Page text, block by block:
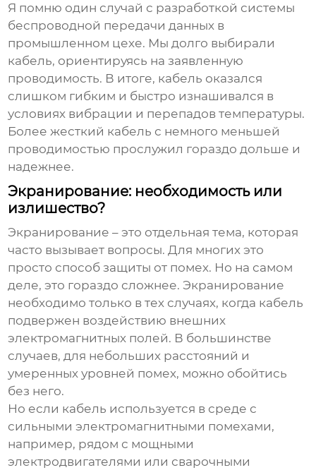
Я помню один случай с разработкой системы
беспроводной передачи данных в
промышленном цехе. Мы долго выбирали
кабель, ориентируясь на заявленную
проводимость. В итоге, кабель оказался
слишком гибким и быстро изнашивался в
условиях вибрации и перепадов температуры.
Более жесткий кабель с немного меньшей
проводимостью прослужил гораздо дольше и
надежнее.
Экранирование: необходимость или
излишество?
Экранирование – это отдельная тема, которая
часто вызывает вопросы. Для многих это
просто способ защиты от помех. Но на самом
деле, это гораздо сложнее. Экранирование
необходимо только в тех случаях, когда кабель
подвержен воздействию внешних
электромагнитных полей. В большинстве
случаев, для небольших расстояний и
умеренных уровней помех, можно обойтись
без него.
Но если кабель используется в среде с
сильными электромагнитными помехами,
например, рядом с мощными
электродвигателями или сварочными